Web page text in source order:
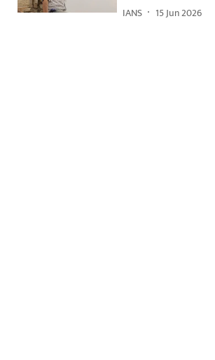
IANS 15 Jun 2026